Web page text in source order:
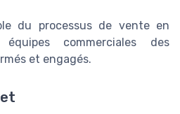
du processus de vente en
commerciales des
et engagés.